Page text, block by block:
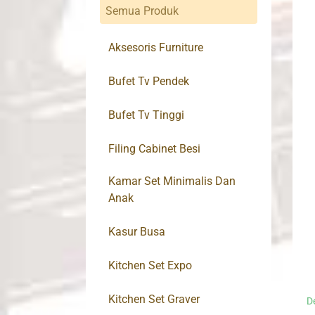
Semua Produk
Aksesoris Furniture
Bufet Tv Pendek
Bufet Tv Tinggi
Filing Cabinet Besi
Kamar Set Minimalis Dan
Anak
Kasur Busa
Kitchen Set Expo
Kitchen Set Graver